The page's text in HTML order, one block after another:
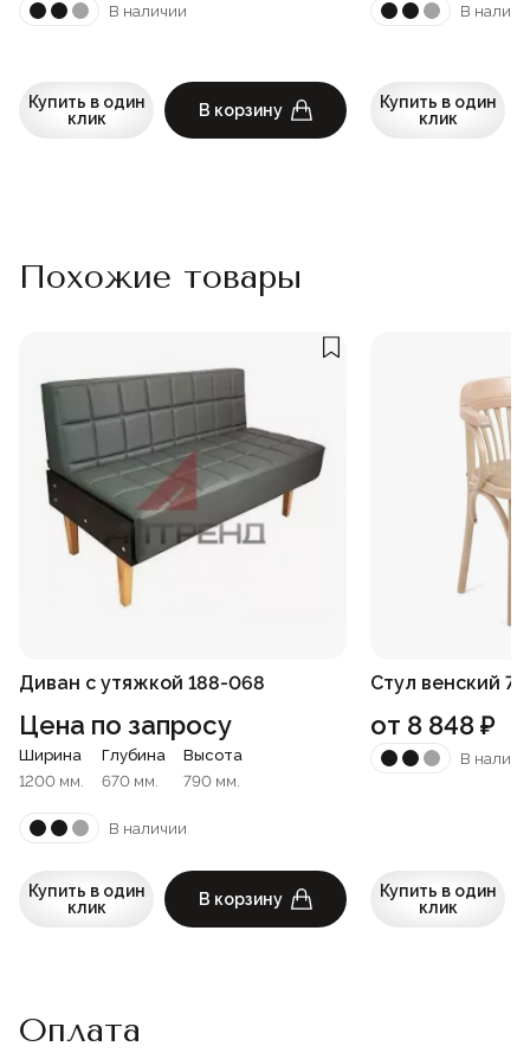
В наличии
Купить в один
клик
В корзину
В
Купить в один
клик
Похожие товары
Диван с утяжкой 188-068
Цена по запросу
Ширина
1200 мм.
Глубина
670 мм.
Высота
790 мм.
В наличии
Купить в один
клик
В корзину
Стул венский
от 8 848₽
В
Купить в один
клик
Оплата